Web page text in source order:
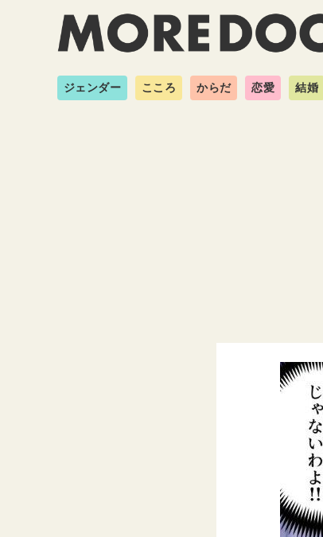
ジェンダー こころ からだ 恋愛 結婚